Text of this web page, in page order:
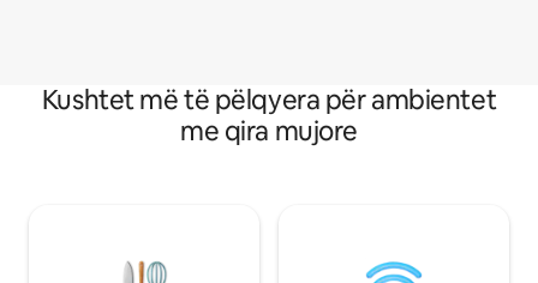
Kushtet më të pëlqyera për ambientet
me qira mujore